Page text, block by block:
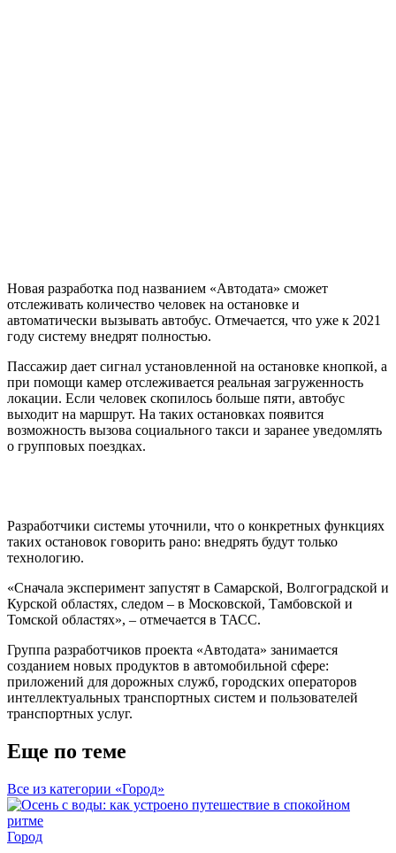
Новая разработка под названием «Автодата» сможет
отслеживать количество человек на остановке и
автоматически вызывать автобус. Отмечается, что уже к 2021
году систему внедрят полностью.
Пассажир дает сигнал установленной на остановке кнопкой, а
при помощи камер отслеживается реальная загруженность
локации. Если человек скопилось больше пяти, автобус
выходит на маршрут. На таких остановках появится
возможность вызова социального такси и заранее уведомлять
о групповых поездках.
Разработчики системы уточнили, что о конкретных функциях
таких остановок говорить рано: внедрять будут только
технологию.
«Сначала эксперимент запустят в Самарской, Волгоградской и
Курской областях, следом – в Московской, Тамбовской и
Томской областях», – отмечается в ТАСС.
Группа разработчиков проекта «Автодата» занимается
созданием новых продуктов в автомобильной сфере:
приложений для дорожных служб, городских операторов
интеллектуальных транспортных систем и пользователей
транспортных услуг.
Еще по теме
Все из категории «Город»
Город